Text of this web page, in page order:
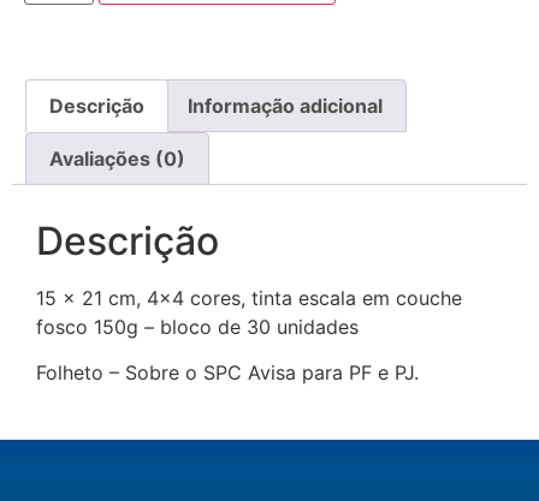
Descrição Informação adicional
Avaliações (0)
Descrição
15 x 21 cm, 4×4 cores, tinta escala em couche
fosco 150g – bloco de 30 unidades
Folheto – Sobre o SPC Avisa para PF e PJ.